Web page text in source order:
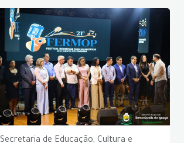
Secretaria de Educação, Cultura e